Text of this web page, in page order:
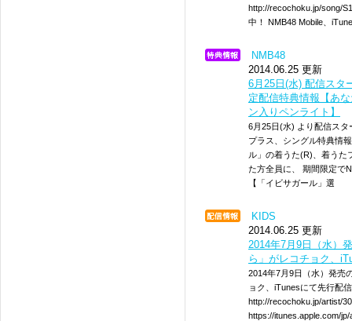
http://recochoku.jp/song/
中！ NMB48 Mobile、
NMB48
2014.06.25 更新
6月25日(水) 配信スタ
定配信特典情報【あ
ン入りペンライト】
6月25日(水) より配信ス
プラス、シングル特典情
ル」の着うた(R)、着うた
た方全員に、 期間限定で
【「イビサガール」選
KIDS
2014.06.25 更新
2014年7月9日（水）
ら」がレコチョク、
2014年7月9日（水）発売
ョク、iTunesにて先行配
http://recochoku.jp/artist/
https://itunes.apple.com/